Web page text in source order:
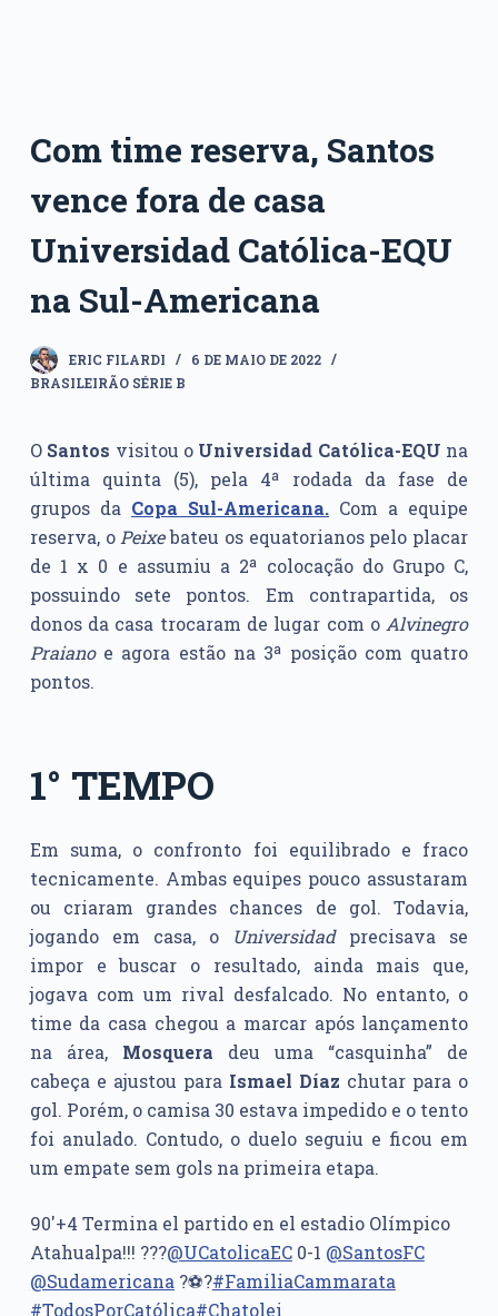
Com time reserva, Santos
vence fora de casa
Universidad Católica-EQU
na Sul-Americana
ERIC FILARDI
6 DE MAIO DE 2022
BRASILEIRÃO SÉRIE B
O Santos visitou o Universidad Católica-EQU na
última quinta (5), pela 4ª rodada da fase de
grupos da Copa Sul-Americana. Com a equipe
reserva, oPeixebateu os equatorianos pelo placar
de 1 x 0 e assumiu a 2ª colocação do Grupo C,
possuindo sete pontos. Em contrapartida, os
donos da casa trocaram de lugar com oAlvinegro
Praianoe agora estão na 3ª posição com quatro
pontos.
1° TEMPO
Em suma, o confronto foi equilibrado e fraco
tecnicamente. Ambas equipes pouco assustaram
ou criaram grandes chances de gol. Todavia,
jogando em casa, o Universidadprecisava se
impor e buscar o resultado, ainda mais que,
jogava com um rival desfalcado. No entanto, o
time da casa chegou a marcar após lançamento
na área, Mosquera deu uma “casquinha” de
cabeça e ajustou para Ismael Díaz chutar para o
gol. Porém, o camisa 30 estava impedido e o tento
foi anulado. Contudo, o duelo seguiu e ficou em
um empate sem gols na primeira etapa.
90'+4 Termina el partido en el estadio Olímpico
Atahualpa!!! ?️??@UCatolicaEC0-1 @SantosFC
@Sudamericana?⚽️?#FamiliaCammarata
#TodosPorCatólica#Chatolei